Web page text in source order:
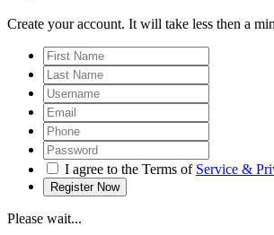
Create your account. It will take less then a
I agree to the Terms of Service &
Please wait...